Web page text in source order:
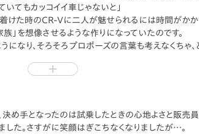
いてもカッコイイ車じゃないと」
けた時のCR-Vに二人が魅せられるには時間がかか
」を想像させるような作りになっていたのです。
なり、そろそろプロポーズの言葉も考えなくちゃ
員の方も結婚間近だったことは知っているはず。で
。
め手となったのは試乗したときの心地よさと販売
た。さすがに笑顔はぎこちなくなりましたが…。